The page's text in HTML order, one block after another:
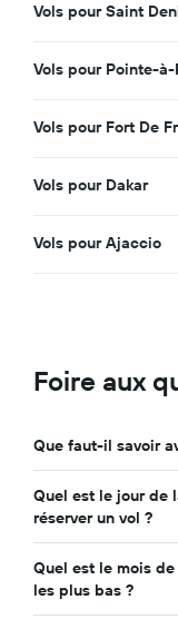
Vols pour Saint
Vols pour Pointe-
Vols pour Fort De
Vols pour Dakar
Vols pour Ajaccio
Foire aux
Que faut-il savoir
Quel est le jour de
réserver un vol ?
Quel est le mois
les plus bas ?